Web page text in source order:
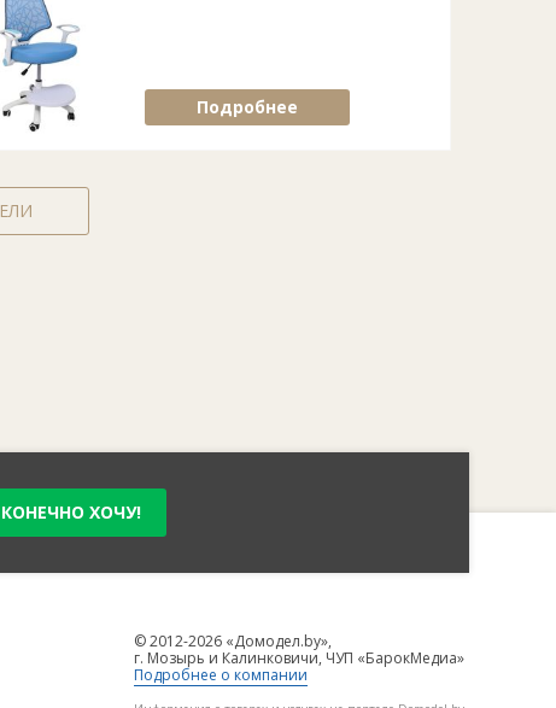
Подробнее
КОНЕЧНО ХОЧУ!
© 2012-2026 «Домодел.by»,
г. Мозырь и Калинковичи, ЧУП «БарокМедиа»
Подробнее о компании